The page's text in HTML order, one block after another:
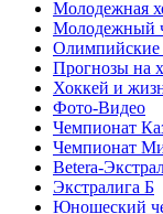
Молодежная
Молодежный
Олимпийские
Прогнозы на
Хоккей и
Фото-Видео
Чемпионат
Чемпионат
Betera-
Экстралига Б
Юношеский